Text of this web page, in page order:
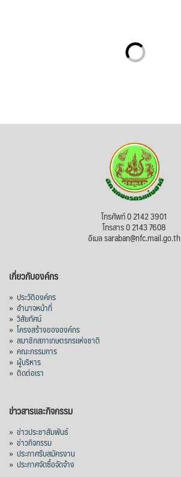
โทรศัพท์ 0 2142 3901
โทรสาร 0 2143 7608
อีเมล saraban@nfc.mail.go.th
เกี่ยวกับองค์กร
» ประวัติองค์กร
» อำนาจหน้าที่
» วิสัยทัศน์
» โครงสร้างขององค์กร
» สมาชิกสภาเกษตรกรแห่งชาติ
» คณะกรรมการ
» ผู้บริหาร
» ติดต่อเรา
ข่าวสารและกิจกรรม
» ข่าวประชาสัมพันธ์
» ข่าวกิจกรรม
» ประกาศรับสมัครงาน
» ประกาศจัดซื้อจัดจ้าง